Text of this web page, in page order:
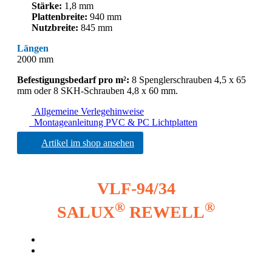
Stärke: 1,8 mm
Plattenbreite: 940 mm
Nutzbreite: 845 mm
Längen
2000 mm
Befestigungsbedarf pro m²: 8 Spenglerschrauben 4,5 x 65
mm oder 8 SKH-Schrauben 4,8 x 60 mm.
Allgemeine Verlegehinweise
Montageanleitung PVC & PC Lichtplatten
Artikel im shop ansehen
VLF-94/34
SALUX® REWELL®